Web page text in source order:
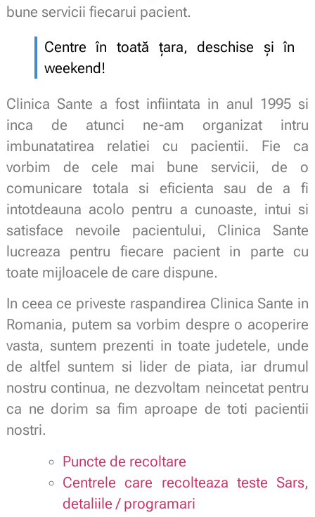
bune servicii fiecarui pacient.
Centre în toată țara, deschise și în
weekend!
Clinica Sante a fost infiintata in anul 1995 si
inca de atunci ne-am organizat intru
imbunatatirea relatiei cu pacientii. Fie ca
vorbim de cele mai bune servicii, de o
comunicare totala si eficienta sau de a fi
intotdeauna acolo pentru a cunoaste, intui si
satisface nevoile pacientului, Clinica Sante
lucreaza pentru fiecare pacient in parte cu
toate mijloacele de care dispune.
In ceea ce priveste raspandirea Clinica Sante in
Romania, putem sa vorbim despre o acoperire
vasta, suntem prezenti in toate judetele, unde
de altfel suntem si lider de piata, iar drumul
nostru continua, ne dezvoltam neincetat pentru
ca ne dorim sa fim aproape de toti pacientii
nostri.
Puncte de recoltare
Centrele care recolteaza teste Sars,
detaliile / programari